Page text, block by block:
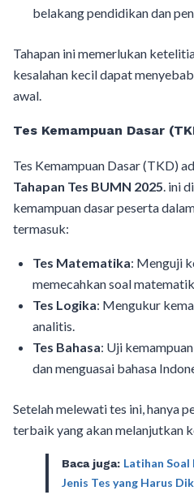
belakang pendidikan dan
Tahapan ini memerlukan
kesalahan kecil dapat
awal.
Tes Kemampuan Dasar
Tes Kemampuan Dasar (TKD)
Tahapan Tes BUMN 2025 . ini
kemampuan dasar peserta
termasuk:
Tes Matematika: Menguji
memecahkan soal
Tes Logika: Mengukur
analitis.
Tes Bahasa: Uji
dan menguasai bahasa
Setelah melewati tes ini, hanya
terbaik yang akan melanjutkan
Baca juga: Latihan Soal
Jenis Tes yang Harus